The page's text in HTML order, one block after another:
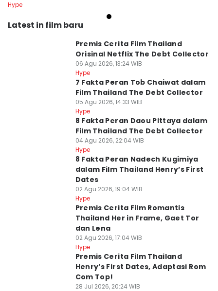
Hype
Latest in film baru
Premis Cerita Film Thailand
Orisinal Netflix The Debt Collector
06 Agu 2026, 13:24 WIB
Hype
7 Fakta Peran Tob Chaiwat dalam
Film Thailand The Debt Collector
05 Agu 2026, 14:33 WIB
Hype
8 Fakta Peran Daou Pittaya dalam
Film Thailand The Debt Collector
04 Agu 2026, 22:04 WIB
Hype
8 Fakta Peran Nadech Kugimiya
dalam Film Thailand Henry’s First
Dates
02 Agu 2026, 19:04 WIB
Hype
Premis Cerita Film Romantis
Thailand Her in Frame, Gaet Tor
dan Lena
02 Agu 2026, 17:04 WIB
Hype
Premis Cerita Film Thailand
Henry’s First Dates, Adaptasi Rom
Com Top!
28 Jul 2026, 20:24 WIB